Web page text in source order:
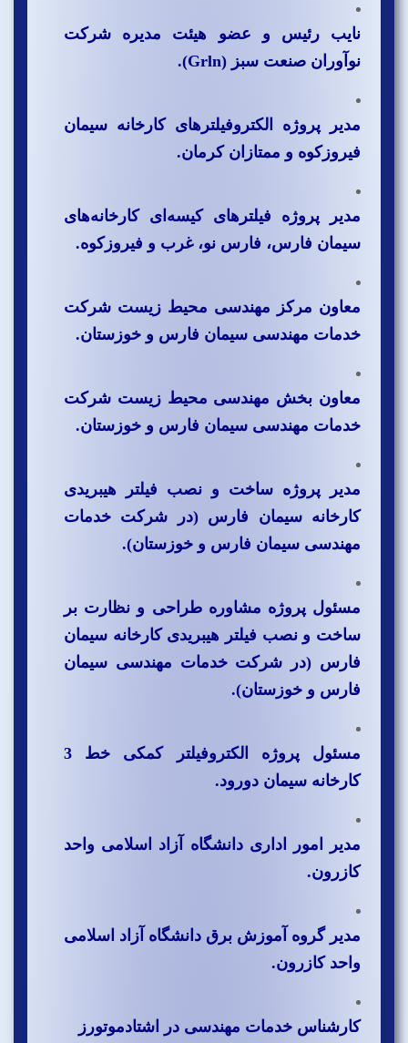
نایب رئیس و عضو هیئت مدیره شرکت
نوآوران صنعت سبز (Grln).
مدیر پروژه الکتروفیلترهای کارخانه سیمان
فیروزکوه و ممتازان کرمان.
مدیر پروژه فیلترهای کیسه‌ای کارخانه‌های
سیمان فارس، فارس نو، غرب و فیروزکوه.
معاون مرکز مهندسی محیط زیست شرکت
خدمات مهندسی سیمان فارس و خوزستان.
معاون بخش مهندسی محیط زیست شرکت
خدمات مهندسی سیمان فارس و خوزستان.
مدیر پروژه ساخت و نصب فیلتر هیبریدی
کارخانه سیمان فارس (در شرکت خدمات
مهندسی سیمان فارس و خوزستان).
مسئول پروژه مشاوره طراحی و نظارت بر
ساخت و نصب فیلتر هیبریدی کارخانه سیمان
فارس (در شرکت خدمات مهندسی سیمان
فارس و خوزستان).
مسئول پروژه الکتروفیلتر کمکی خط 3
کارخانه سیمان دورود.
مدیر امور اداری دانشگاه آزاد اسلامی واحد
کازرون.
مدیر گروه آموزش برق دانشگاه آزاد اسلامی
واحد کازرون.
کارشناس خدمات مهندسی در اشتادموتورز